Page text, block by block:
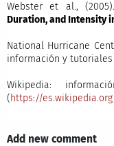
Webster et al.,
Duration, and Intensity
National Hurricane
información y
Wikipedia:
(https://
Add new comment